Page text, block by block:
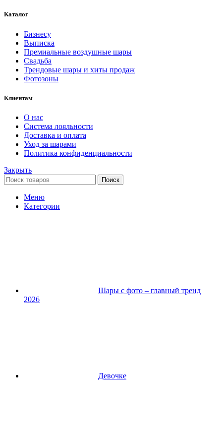
Каталог
Бизнесу
Выписка
Премиальные воздушные шары
Свадьба
Трендовые шары и хиты продаж
Фотозоны
Клиентам
О нас
Система лояльности
Доставка и оплата
Уход за шарами
Политика конфиденциальности
Закрыть
Поиск
Меню
Категории
Шары с фото – главный тренд
2026
Девочке